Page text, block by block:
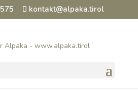
kontakt@alpaka.tirol